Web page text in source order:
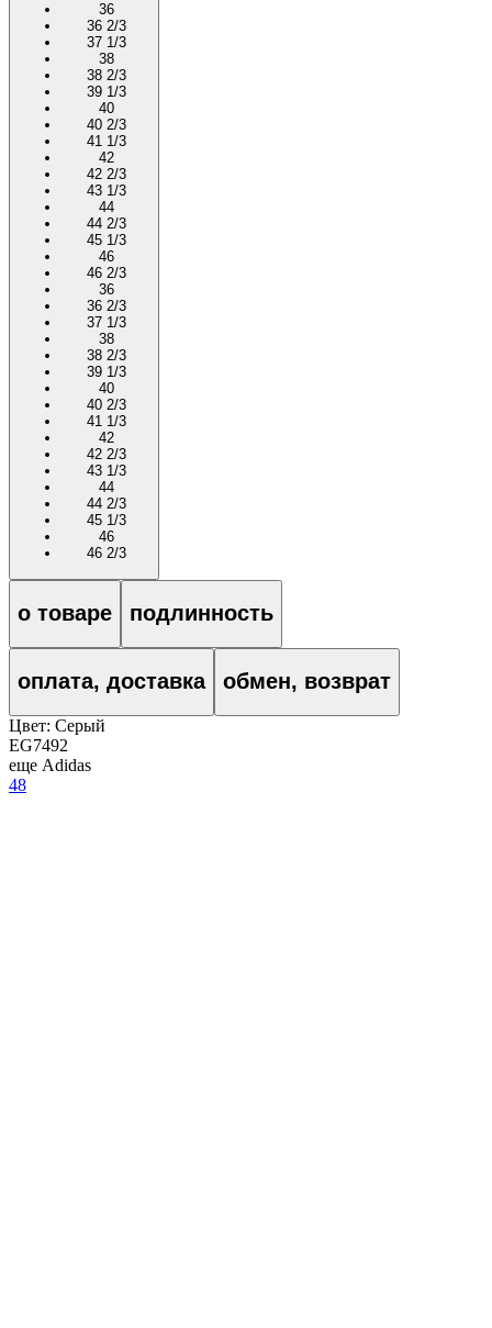
36
36 2/3
37 1/3
38
38 2/3
39 1/3
40
40 2/3
41 1/3
42
42 2/3
43 1/3
44
44 2/3
45 1/3
46
46 2/3
36
36 2/3
37 1/3
38
38 2/3
39 1/3
40
40 2/3
41 1/3
42
42 2/3
43 1/3
44
44 2/3
45 1/3
46
46 2/3
о товаре подлинность
оплата, доставка обмен, возврат
Цвет: Серый
EG7492
еще Adidas
48